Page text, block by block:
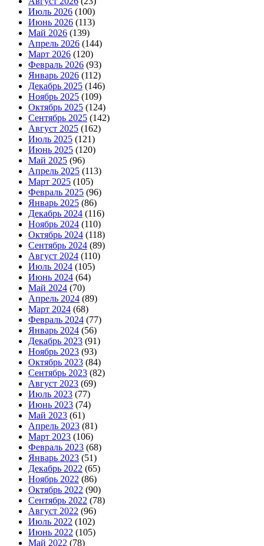
Июль 2026 (100)
Июнь 2026 (113)
Май 2026 (139)
Апрель 2026 (144)
Март 2026 (120)
Февраль 2026 (93)
Январь 2026 (112)
Декабрь 2025 (146)
Ноябрь 2025 (109)
Октябрь 2025 (124)
Сентябрь 2025 (142)
Август 2025 (162)
Июль 2025 (121)
Июнь 2025 (120)
Май 2025 (96)
Апрель 2025 (113)
Март 2025 (105)
Февраль 2025 (96)
Январь 2025 (86)
Декабрь 2024 (116)
Ноябрь 2024 (110)
Октябрь 2024 (118)
Сентябрь 2024 (89)
Август 2024 (110)
Июль 2024 (105)
Июнь 2024 (64)
Май 2024 (70)
Апрель 2024 (89)
Март 2024 (68)
Февраль 2024 (77)
Январь 2024 (56)
Декабрь 2023 (91)
Ноябрь 2023 (93)
Октябрь 2023 (84)
Сентябрь 2023 (82)
Август 2023 (69)
Июль 2023 (77)
Июнь 2023 (74)
Май 2023 (61)
Апрель 2023 (81)
Март 2023 (106)
Февраль 2023 (68)
Январь 2023 (51)
Декабрь 2022 (65)
Ноябрь 2022 (86)
Октябрь 2022 (90)
Сентябрь 2022 (78)
Август 2022 (96)
Июль 2022 (102)
Июнь 2022 (105)
Май 2022 (78)